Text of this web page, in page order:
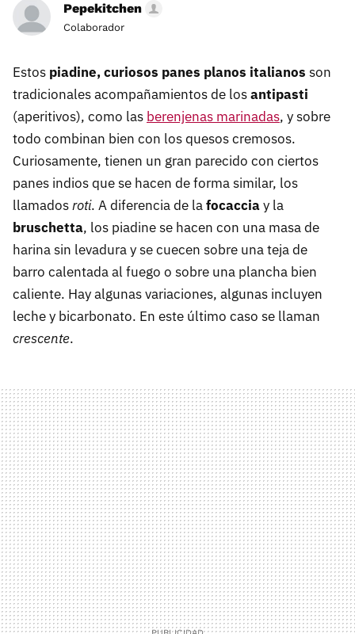
Pepekitchen
Colaborador
Estos piadine, curiosos panes planos italianos son
tradicionales acompañamientos de losantipasti
(aperitivos), como las berenjenas marinadas, y sobre
todo combinan bien con los quesos cremosos.
Curiosamente, tienen un gran parecido con ciertos
panes indios que se hacen de forma similar, los
llamadosroti. A diferencia de lafocacciay la
bruschetta, los piadine se hacen con una masa de
harina sin levadura y se cuecen sobre una teja de
barro calentada al fuego o sobre una plancha bien
caliente. Hay algunas variaciones, algunas incluyen
leche y bicarbonato. En este último caso se llaman
crescente.